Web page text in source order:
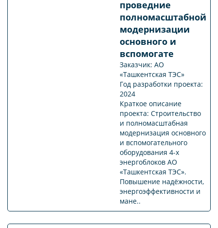
проведние
полномасштабной
модернизации
основного и
вспомогате
Заказчик: АО
«Ташкентская ТЭС»
Год разработки проекта:
2024
Краткое описание
проекта: Строительство
и полномасштабная
модернизация основного
и вспомогательного
оборудования 4-х
энергоблоков АО
«Ташкентская ТЭС».
Повышение надёжности,
энергоэффективности и
мане..